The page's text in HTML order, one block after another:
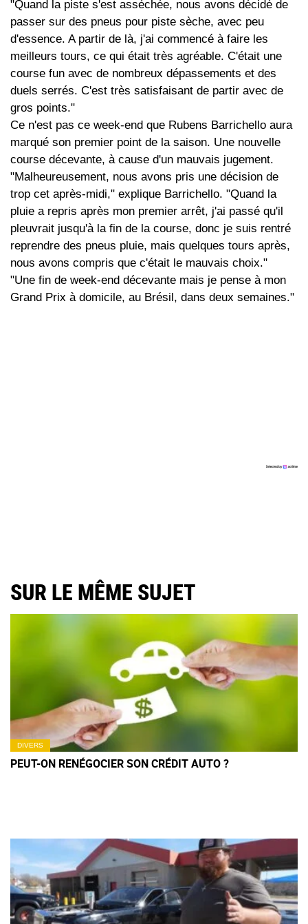
"Quand la piste s'est asséchée, nous avons décidé de
passer sur des pneus pour piste sèche, avec peu
d'essence. A partir de là, j'ai commencé à faire les
meilleurs tours, ce qui était très agréable. C'était une
course fun avec de nombreux dépassements et des
duels serrés. C'est très satisfaisant de partir avec de
gros points."
Ce n'est pas ce week-end que Rubens Barrichello aura
marqué son premier point de la saison. Une nouvelle
course décevante, à cause d'un mauvais jugement.
"Malheureusement, nous avons pris une décision de
trop cet après-midi," explique Barrichello. "Quand la
pluie a repris après mon premier arrêt, j'ai passé qu'il
pleuvrait jusqu'à la fin de la course, donc je suis rentré
reprendre des pneus pluie, mais quelques tours après,
nous avons compris que c'était le mauvais choix."
"Une fin de week-end décevante mais je pense à mon
Grand Prix à domicile, au Brésil, dans deux semaines."
SUR LE MÊME SUJET
DIVERS
PEUT-ON RENÉGOCIER SON CRÉDIT AUTO ?